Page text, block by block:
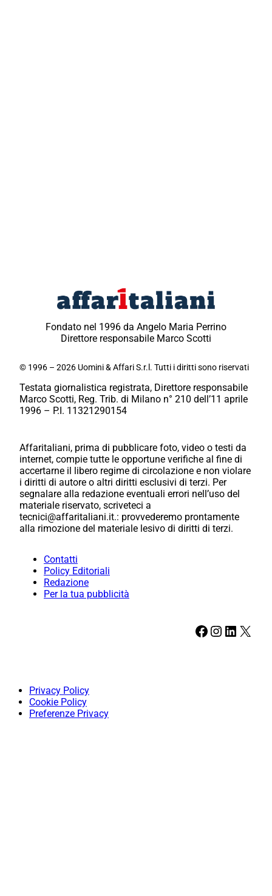
Fondato nel 1996 da Angelo Maria Perrino
Direttore responsabile Marco Scotti
© 1996 – 2026 Uomini & Affari S.r.l. Tutti i diritti sono riservati
Testata giornalistica registrata, Direttore responsabile
Marco Scotti, Reg. Trib. di Milano n° 210 dell’11 aprile
1996 – P.I. 11321290154
Affaritaliani, prima di pubblicare foto, video o testi da
internet, compie tutte le opportune verifiche al fine di
accertarne il libero regime di circolazione e non violare
i diritti di autore o altri diritti esclusivi di terzi. Per
segnalare alla redazione eventuali errori nell’uso del
materiale riservato, scriveteci a
tecnici@affaritaliani.it.: provvederemo prontamente
alla rimozione del materiale lesivo di diritti di terzi.
Contatti
Policy Editoriali
Redazione
Per la tua pubblicità
Facebook Instagram LinkedIn X
Privacy Policy
Cookie Policy
Preferenze Privacy